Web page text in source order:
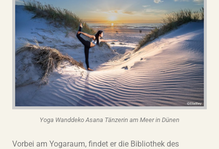
Yoga Wanddeko Asana Tänzerin am Meer in Dünen
Vorbei am Yogaraum, findet er die Bibliothek des